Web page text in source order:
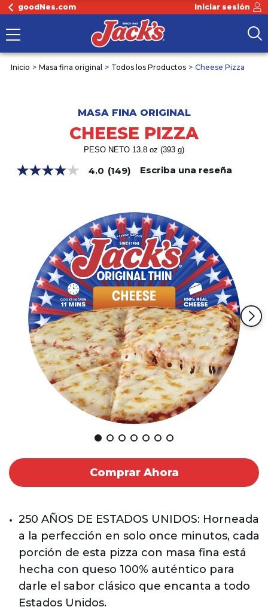
goodNes.com Iniciar sesión
Inicio Masa fina original Todos los Productos Cheese Pizza
MASA FINA ORIGINAL
CHEESE PIZZA
PESO NETO 13.8 oz (393 g)
4.0
valoración.
Reviews.
Enlace
misma
página.
4.0 (149) Escriba una reseña
Comprar Ahora
250 AÑOS DE ESTADOS UNIDOS: Horneada
a la perfección en solo once minutos, cada
porción de esta pizza con masa fina está
hecha con queso 100% auténtico para
darle el sabor clásico que encanta a todo
Estados Unidos.